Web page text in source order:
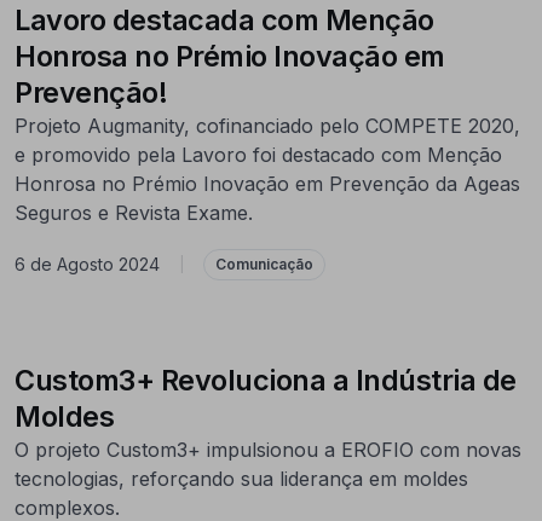
Lavoro destacada com Menção
Honrosa no Prémio Inovação em
Prevenção!
Projeto Augmanity, cofinanciado pelo COMPETE 2020,
e promovido pela Lavoro foi destacado com Menção
Honrosa no Prémio Inovação em Prevenção da Ageas
Seguros e Revista Exame.
6 de Agosto 2024 Comunicação
Custom3+ Revoluciona a Indústria de
Moldes
O projeto Custom3+ impulsionou a EROFIO com novas
tecnologias, reforçando sua liderança em moldes
complexos.